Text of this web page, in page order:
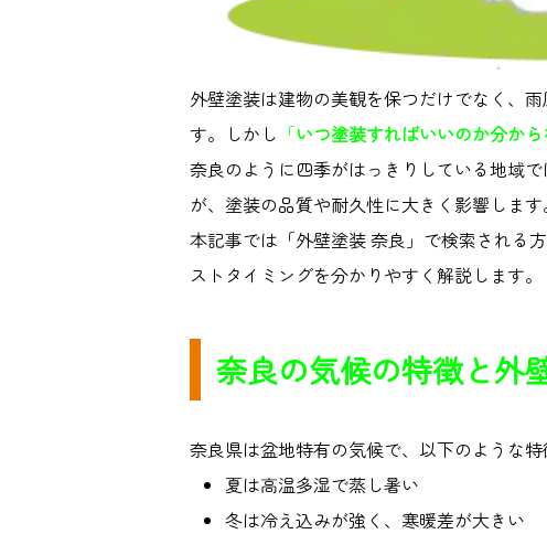
外壁塗装は建物の美観を保つだけでなく、
す。しかし 「いつ塗装すればいいのか分から
奈良のように四季がはっきりしている地域
が、塗装の品質や耐久性に大きく影響します
本記事では「外壁塗装 奈良」で検索される
ストタイミングを分かりやすく解説します。
奈良の気候の特徴と外
奈良県は盆地特有の気候で、以下のような特
夏は高温多湿で蒸し暑い
冬は冷え込みが強く、寒暖差が大きい